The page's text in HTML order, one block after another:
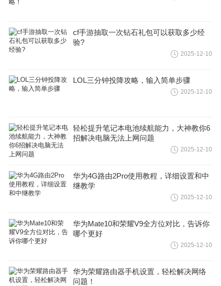
cf手游抽取一次钻石礼包可以获取多少经
验?
2025-12-10
LOL三分钟投降攻略，输入简单步骤
2025-12-10
轻松提升笔记本电池续航能力，大神教你6
招解决电脑无法上网问题
2025-12-10
华为4G路由2Pro使用教程，详细设置和中
继教学
2025-12-10
华为Mate10和荣耀V9全方位对比，告诉你
哪个更好
2025-12-10
华为荣耀路由器手机设置，轻松解决网络
问题！